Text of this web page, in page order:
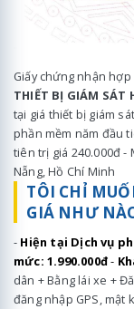
Giấy chứng nhận
THIẾT BỊ GIÁM SÁT
tại giá thiết bị giám
phần mềm năm đầu
tiên trị giá 240.000đ
Nẵng, Hồ Chí Minh
TÔI CHỈ
GIÁ NHƯ
- Hiện tại Dịch vụ
mức: 1.990.000đ-
dân + Bằng lái xe +
đăng nhập GPS, mật